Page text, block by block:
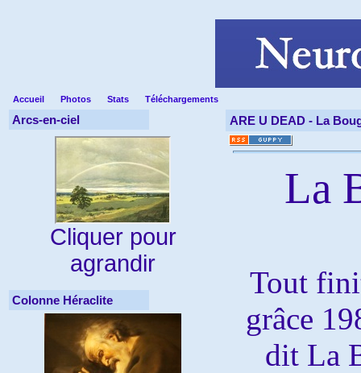
Accueil Photos Stats Téléchargements
Arcs-en-ciel
Cliquer pour
agrandir
Colonne Héraclite
ARE U DEAD - La
La
Tout
grâce
dit La